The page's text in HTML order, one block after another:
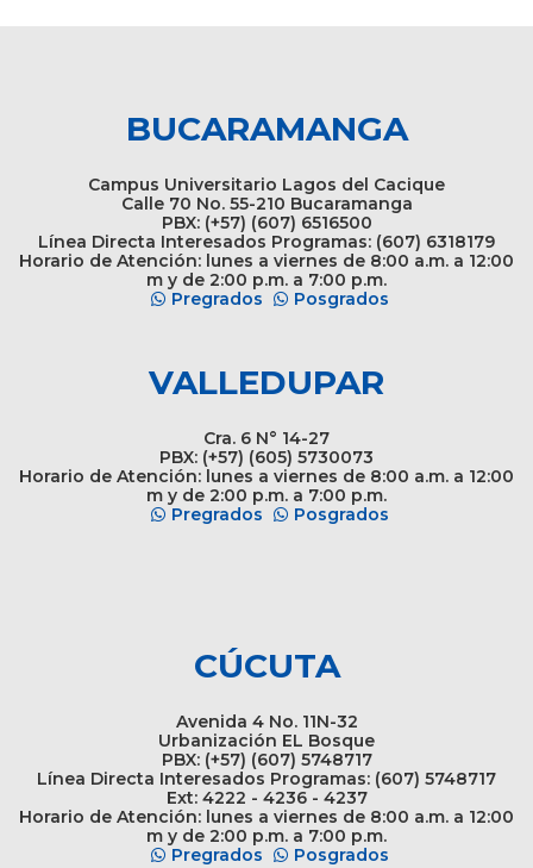
BUCARAMANGA
Campus Universitario Lagos del Cacique
Calle 70 No. 55-210 Bucaramanga
PBX: (+57) (607) 6516500
Línea Directa Interesados Programas: (607) 6318179
Horario de Atención: lunes a viernes de 8:00 a.m. a 12:00
m y de 2:00 p.m. a 7:00 p.m.
Pregrados
Posgrados
VALLEDUPAR
Cra. 6 N° 14-27
PBX: (+57) (605) 5730073
Horario de Atención: lunes a viernes de 8:00 a.m. a 12:00
m y de 2:00 p.m. a 7:00 p.m.
Pregrados
Posgrados
CÚCUTA
Avenida 4 No. 11N-32
Urbanización EL Bosque
PBX: (+57) (607) 5748717
Línea Directa Interesados Programas: (607) 5748717
Ext: 4222 - 4236 - 4237
Horario de Atención: lunes a viernes de 8:00 a.m. a 12:00
m y de 2:00 p.m. a 7:00 p.m.
Pregrados
Posgrados